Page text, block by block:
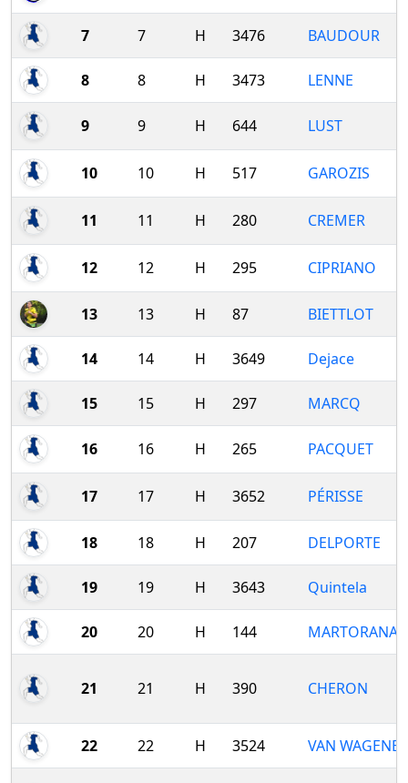
7 7 H 3476 BAUDOUR
8 8 H 3473 LENNE
9 9 H 644 LUST
10 10 H 517 GAROZIS
11 11 H 280 CREMER
12 12 H 295 CIPRIANO
13 13 H 87 BIETTLOT
14 14 H 3649 Dejace
15 15 H 297 MARCQ
16 16 H 265 PACQUET
17 17 H 3652 PÉRISSE
18 18 H 207 DELPORTE
19 19 H 3643 Quintela
20 20 H 144 MARTORANA
21 21 H 390 CHERON
22 22 H 3524 VAN